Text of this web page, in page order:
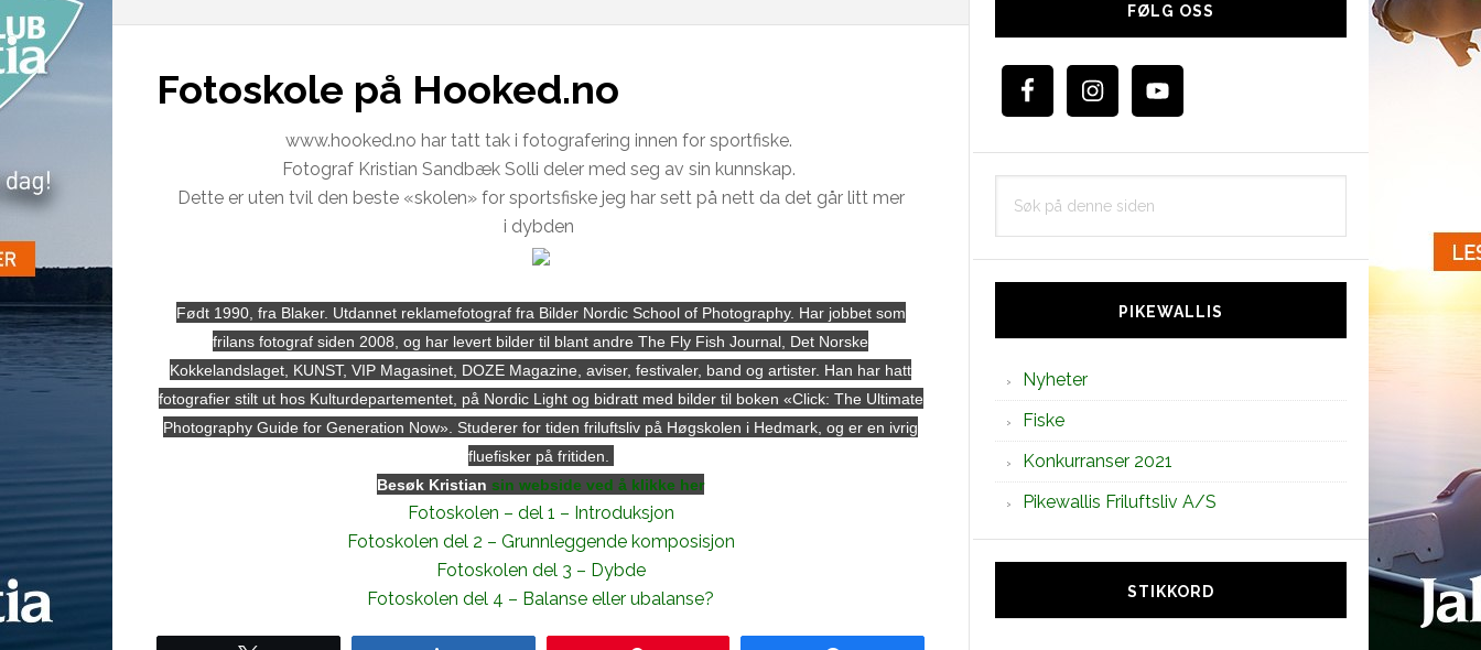
Fotoskole på Hooked.no
www.hooked.no har tatt tak i fotografering innen for sportfiske.
Fotograf Kristian Sandbæk Solli deler med seg av sin kunnskap.
Dette er uten tvil den beste «skolen» for sportsfiske jeg har sett på nett da det går litt mer
i dybden
Født 1990, fra Blaker. Utdannet reklamefotograf fra Bilder Nordic School of Photography. Har jobbet som
frilans fotograf siden 2008, og har levert bilder til blant andre The Fly Fish Journal, Det Norske
Kokkelandslaget, KUNST, VIP Magasinet, DOZE Magazine, aviser, festivaler, band og artister. Han har hatt
fotografier stilt ut hos Kulturdepartementet, på Nordic Light og bidratt med bilder til boken «Click: The Ultimate
Photography Guide for Generation Now». Studerer for tiden friluftsliv på Høgskolen i Hedmark, og er en ivrig
fluefisker på fritiden.
Besøk Kristian sin webside ved å klikke her
Fotoskolen – del 1 – Introduksjon
Fotoskolen del 2 – Grunnleggende komposisjon
Fotoskolen del 3 – Dybde
Fotoskolen del 4 – Balanse eller ubalanse?
FØLG OSS
PIKEWALLIS
Nyheter
Fiske
Konkurranser 2021
Pikewallis Friluftsliv A/S
STIKKORD